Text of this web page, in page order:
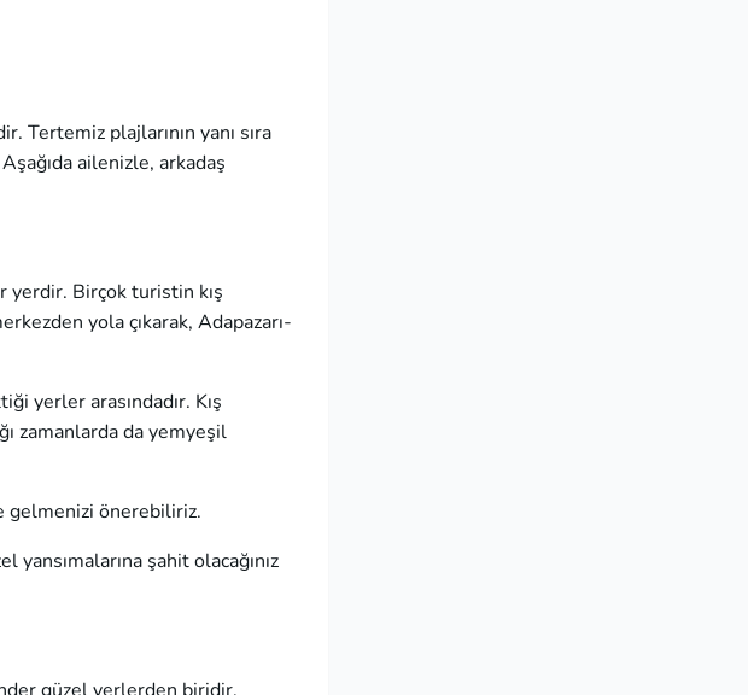
plajlarının yanı sıra
ailenizle, arkadaş
yerdir. Birçok turistin kış
yola çıkarak, Adapazarı-
yerler arasındadır. Kış
zamanlarda da yemyeşil
gelmenizi önerebiliriz.
şahit olacağınız